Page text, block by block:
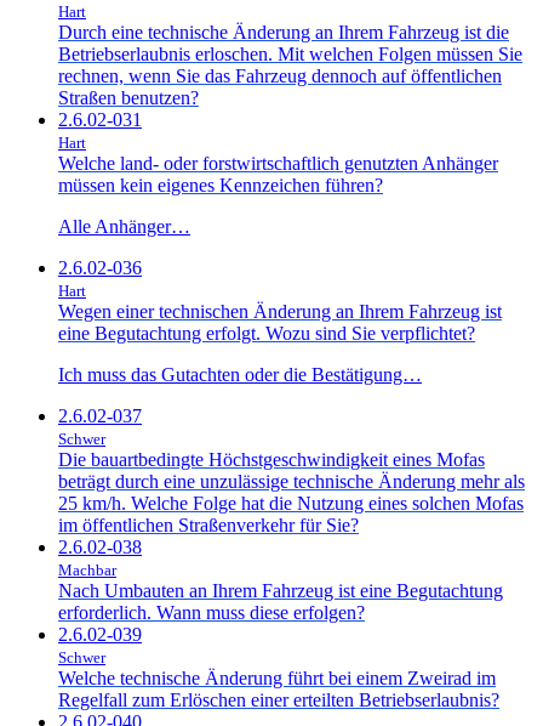
Hart
Durch eine technische Änderung an Ihrem Fahrzeug ist die
Betriebserlaubnis erloschen. Mit welchen Folgen müssen Sie
rechnen, wenn Sie das Fahrzeug dennoch auf öffentlichen
Straßen benutzen?
2.6.02-031
Hart
Welche land- oder forstwirtschaftlich genutzten Anhänger
müssen kein eigenes Kennzeichen führen?
Alle Anhänger…
2.6.02-036
Hart
Wegen einer technischen Änderung an Ihrem Fahrzeug ist
eine Begutachtung erfolgt. Wozu sind Sie verpflichtet?
Ich muss das Gutachten oder die Bestätigung…
2.6.02-037
Schwer
Die bauartbedingte Höchstgeschwindigkeit eines Mofas
beträgt durch eine unzulässige technische Änderung mehr als
25 km/h. Welche Folge hat die Nutzung eines solchen Mofas
im öffentlichen Straßenverkehr für Sie?
2.6.02-038
Machbar
Nach Umbauten an Ihrem Fahrzeug ist eine Begutachtung
erforderlich. Wann muss diese erfolgen?
2.6.02-039
Schwer
Welche technische Änderung führt bei einem Zweirad im
Regelfall zum Erlöschen einer erteilten Betriebserlaubnis?
2.6.02-040